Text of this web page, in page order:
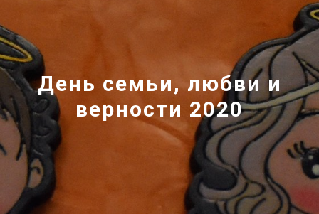
День семьи, любви и
верности 2020